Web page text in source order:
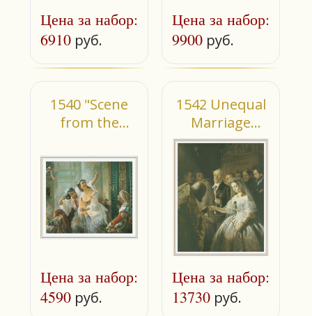
Цена за набор:
6910 руб.
Цена за набор:
9900 руб.
1540 "Scene
from the
carnival"
(small)
Цена за набор:
4590 руб.
1542 Unequal
Marriage
(large)
Цена за набор:
13730 руб.